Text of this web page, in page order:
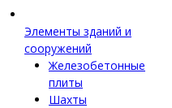
Элементы зданий и
сооружений
Железобетонные
плиты
Шахты